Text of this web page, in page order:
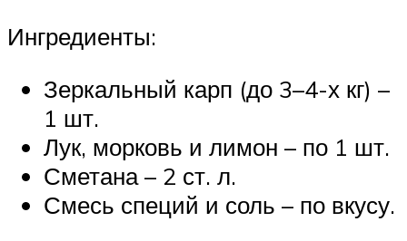
Ингредиенты:
Зеркальный карп (до 3–4-х кг) –
1 шт.
Лук, морковь и лимон – по 1 шт.
Сметана – 2 ст. л.
Смесь специй и соль – по вкусу.